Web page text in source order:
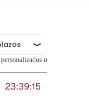
o
23:39:14